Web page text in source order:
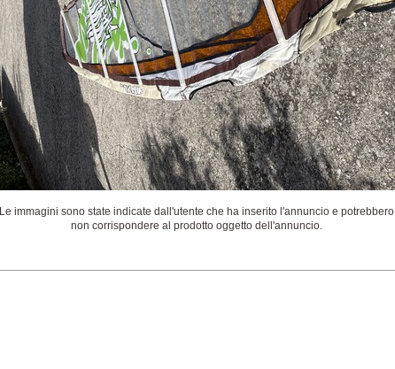
Le immagini sono state indicate dall'utente che ha inserito l'annuncio e potrebbero
non corrispondere al prodotto oggetto dell'annuncio.